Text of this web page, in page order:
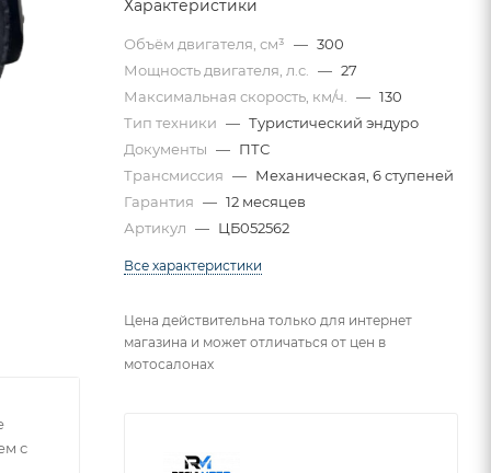
с
Характеристики
Объём двигателя, см³ — 300
Мощность двигателя, л.с. — 27
Максимальная скорость, км/ч. — 130
Тип техники — Туристический эндуро
Документы — ПТС
Трансмиссия — Механическая, 6 ступеней
Гарантия — 12 месяцев
Артикул — ЦБ052562
Все характеристики
Цена действительна только для интернет
магазина и может отличаться от цен в
мотосалонах